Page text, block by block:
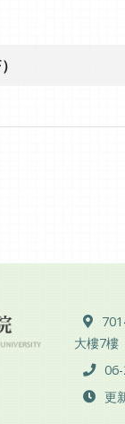
地
大樓7樓
電
更